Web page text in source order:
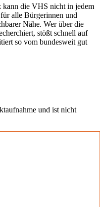
kann die VHS nicht in jedem
alle Bürgerinnen und
Nähe. Wer über die
stößt schnell auf
so vom bundesweit gut
und ist nicht